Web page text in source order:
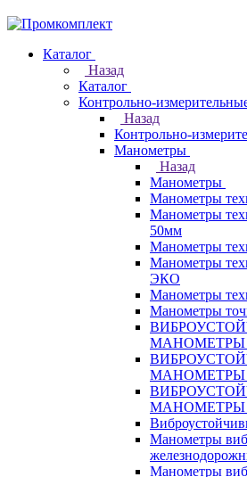
Каталог
Назад
Каталог
Контрольно-
Назад
Контрольно-
Манометры
Назад
Манометры
Манометры
Манометры
50мм
Манометры
Манометры
ЭКО
Манометры
Манометры
МАНОМЕТРЫ
МАНОМЕТРЫ
МАНОМЕТРЫ
Манометры
Манометры